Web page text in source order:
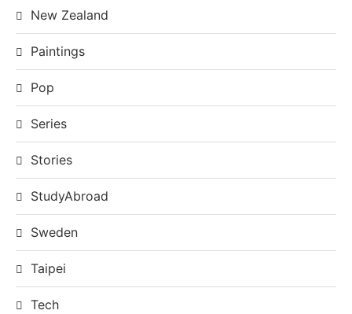
New Zealand
Paintings
Pop
Series
Stories
StudyAbroad
Sweden
Taipei
Tech